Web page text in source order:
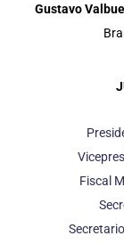
Gustavo
Fiscal